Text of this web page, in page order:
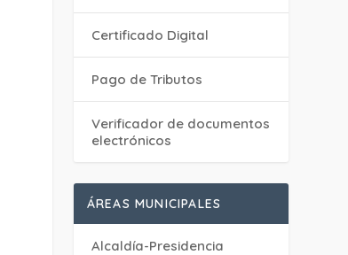
Certificado Digital
Pago de Tributos
Verificador de documentos
electrónicos
ÁREAS MUNICIPALES
Alcaldía-Presidencia